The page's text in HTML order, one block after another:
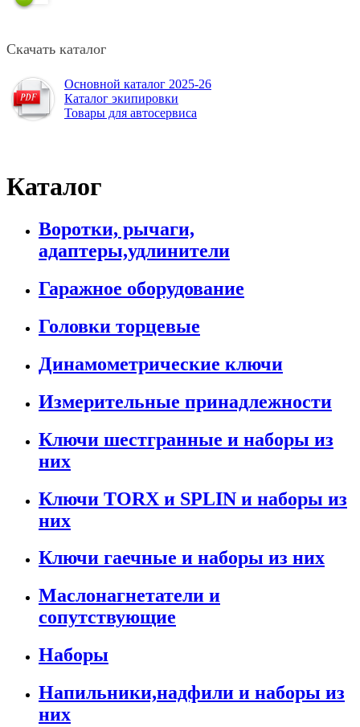
Скачать каталог
Основной каталог 2025-26
Каталог экипировки
Товары для автосервиса
Каталог
Воротки, рычаги,
адаптеры,удлинители
Гаражное оборудование
Головки торцевые
Динамометрические ключи
Измерительные принадлежности
Ключи шестгранные и наборы из
них
Ключи TORX и SPLIN и наборы из
них
Ключи гаечные и наборы из них
Маслонагнетатели и
сопутствующие
Наборы
Напильники,надфили и наборы из
них